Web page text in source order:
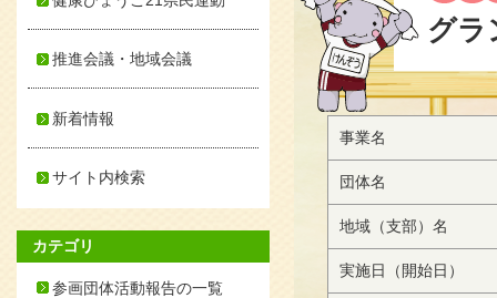
グラ
事業名
団体名
地域（支部）名
実施日（開始日）
推進会議・地域会議
新着情報
サイト内検索
カテゴリ
参画団体活動報告の一覧